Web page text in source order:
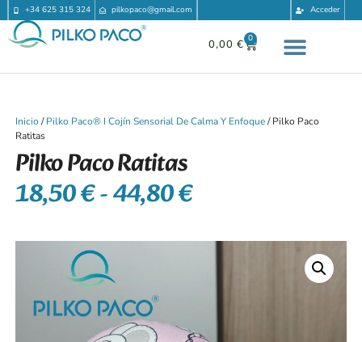
+34 625 315 324 pilkopaco@gmail.com Acceder
0,00 € 0
Inicio /Pilko Paco® I Cojín Sensorial De Calma Y Enfoque/ Pilko Paco
Ratitas
Pilko Paco Ratitas
18,50€-44,80€